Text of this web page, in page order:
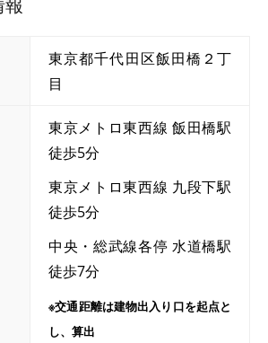
報
東京都千代田区飯田橋２丁
目
東京メトロ東西線 飯田橋駅
徒歩5分
東京メトロ東西線 九段下駅
徒歩5分
中央・総武線各停 水道橋駅
徒歩7分
※交通距離は建物出入り口を起点と
し、算出